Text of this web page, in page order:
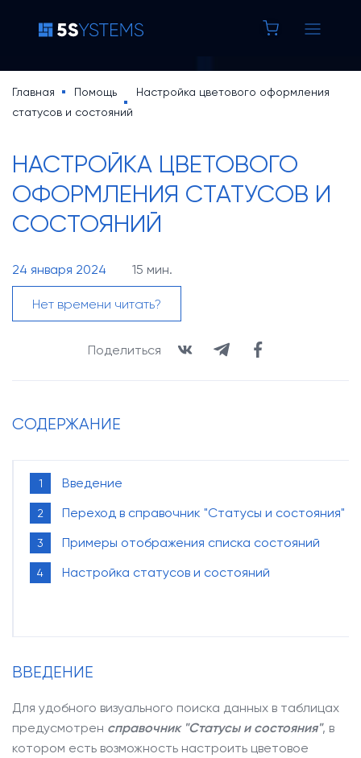
Основная
навигация
5S LINK
Основная
(доп)
Цены
База знаний
Кейсы
вопрос
8 800 100 37 42
Строка
навигации
Главная Помощь
Настройка цветового оформления
статусов и состояний
НАСТРОЙКА ЦВЕТОВОГО
ОФОРМЛЕНИЯ СТАТУСОВ И
СОСТОЯНИЙ
24 января 2024 15 мин.
Нет времени читать?
Поделиться
СОДЕРЖАНИЕ
Введение
Переход в справочник "Статусы и состояния"
Примеры отображения списка состояний
Настройка статусов и состояний
ВВЕДЕНИЕ
Для удобного визуального поиска данных в таблицах
предусмотрен справочник "Статусы и состояния", в
котором есть возможность настроить цветовое